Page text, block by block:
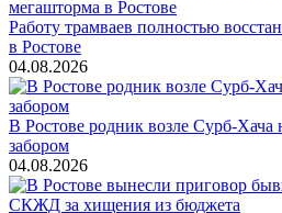
Работу трамваев полностью
в Ростове
04.08.2026
В Ростове родник возле Сурб-Хача
забором
04.08.2026